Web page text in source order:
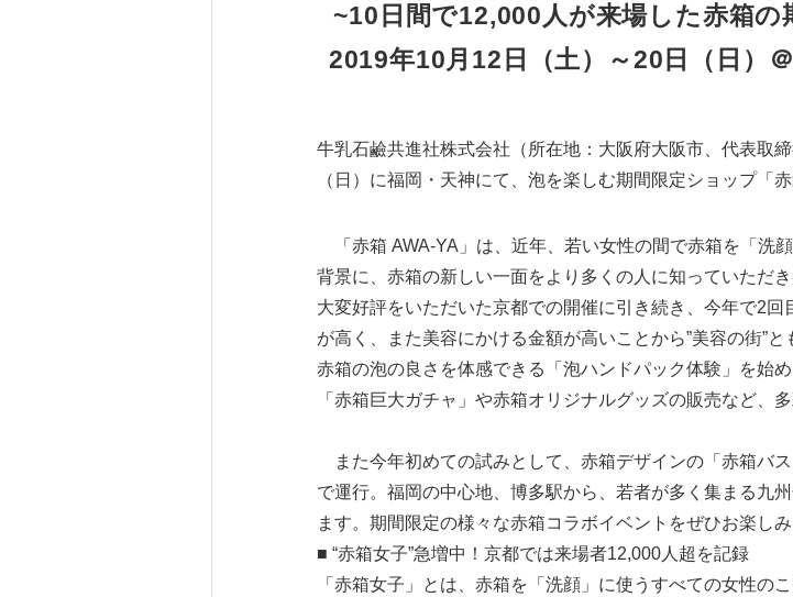
~10日間で12,000人が来場した赤箱
2019年10月12日（土）～20日（日）
牛乳石鹼共進社株式会社（所在地：大阪府大阪市、代表取
（日）に福岡・天神にて、泡を楽しむ期間限定ショップ「
「赤箱 AWA-YA」は、近年、若い女性の間で赤箱を「洗
背景に、赤箱の新しい一面をより多くの人に知っていただ
大変好評をいただいた京都での開催に引き続き、今年で2
が高く、また美容にかける金額が高いことから”美容の街”
赤箱の泡の良さを体感できる「泡ハンドパック体験」を始
「赤箱巨大ガチャ」や赤箱オリジナルグッズの販売など、
また今年初めての試みとして、赤箱デザインの「赤箱バ
で運行。福岡の中心地、博多駅から、若者が多く集まる九
ます。期間限定の様々な赤箱コラボイベントをぜひお楽しみ
■ “赤箱女子”急増中！京都では来場者12,000人超を記録
「赤箱女子」とは、赤箱を「洗顔」に使うすべての女性の